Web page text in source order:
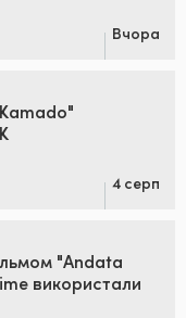
Вчора
4 серп
"Andata
використали